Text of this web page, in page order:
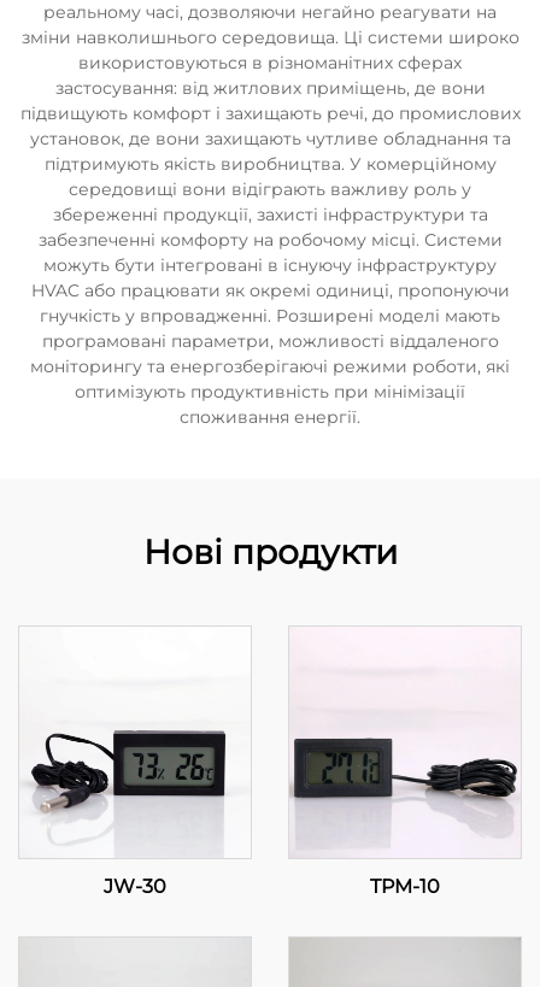
реальному часі, дозволяючи негайно реагувати на
зміни навколишнього середовища. Ці системи широко
використовуються в різноманітних сферах
застосування: від житлових приміщень, де вони
підвищують комфорт і захищають речі, до промислових
установок, де вони захищають чутливе обладнання та
підтримують якість виробництва. У комерційному
середовищі вони відіграють важливу роль у
збереженні продукції, захисті інфраструктури та
забезпеченні комфорту на робочому місці. Системи
можуть бути інтегровані в існуючу інфраструктуру
HVAC або працювати як окремі одиниці, пропонуючи
гнучкість у впровадженні. Розширені моделі мають
програмовані параметри, можливості віддаленого
моніторингу та енергозберігаючі режими роботи, які
оптимізують продуктивність при мінімізації
споживання енергії.
Нові продукти
JW-30 TPM-10